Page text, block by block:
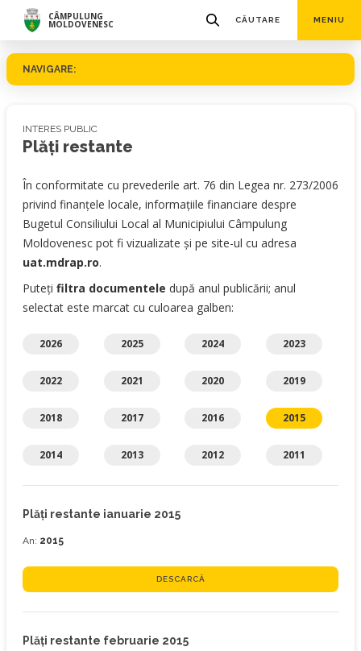
CÂMPULUNG
MOLDOVENESC CĂUTARE MENIU
NAVIGARE:
INTERES PUBLIC
Plăţi restante
În conformitate cu prevederile art. 76 din Legea nr. 273/2006
privind finanţele locale, informaţiile financiare despre
Bugetul Consiliului Local al Municipiului Câmpulung
Moldovenesc pot fi vizualizate şi pe site-ul cu adresa
uat.mdrap.ro.
Puteți filtra documentele după anul publicării; anul
selectat este marcat cu culoarea galben:
2026 2025 2024 2023
2022 2021 2020 2019
2018 2017 2016 2015
2014 2013 2012 2011
Plăţi restante ianuarie 2015
An: 2015
DESCARCĂ
Plăţi restante februarie 2015